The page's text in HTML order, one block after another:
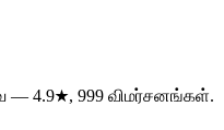
— 4.9★, 999 விமர்சனங்கள்.